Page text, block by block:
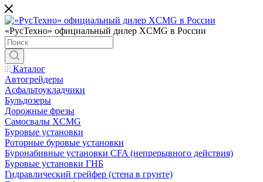
«РусТехно» официальный дилер XCMG в России
Каталог
Автогрейдеры
Асфальтоукладчики
Бульдозеры
Дорожные фрезы
Самосвалы XCMG
Буровые установки
Роторные буровые установки
Буронабивные установки CFA (непрерывного действия)
Буровые установки ГНБ
Гидравлический грейфер (стена в грунте)